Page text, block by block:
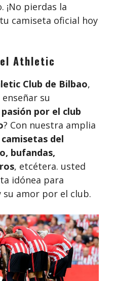
¡No pierdas la
camiseta oficial hoy
Athletic
Club de Bilbao,
su
pasión por el club
? Con nuestra amplia
camisetas del
bufandas,
, etcétera. usted
idónea para
amor por el club.